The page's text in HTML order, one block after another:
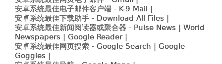
安卓系统最佳电子邮件客户端 -K-9 Mail |
安卓系统最佳下载助手 -Download All Files |
安卓系统最佳新闻阅读器或聚合器 -Pulse News | World
Newspapers | Google Reader |
安卓系统最佳网页搜索 -Google Search | Google
Goggles |